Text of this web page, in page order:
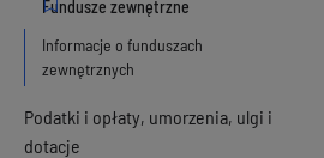
Informacje o funduszach
zewnętrznych
Podatki i opłaty, umorzenia, ulgi i
dotacje